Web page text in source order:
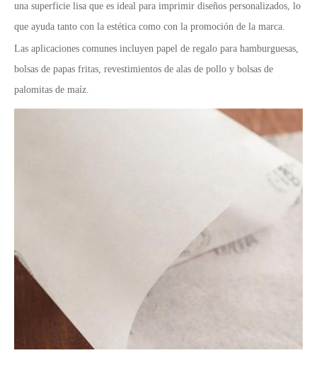
una superficie lisa que es ideal para imprimir diseños personalizados, lo
que ayuda tanto con la estética como con la promoción de la marca.
Las aplicaciones comunes incluyen papel de regalo para hamburguesas,
bolsas de papas fritas, revestimientos de alas de pollo y bolsas de
palomitas de maíz.